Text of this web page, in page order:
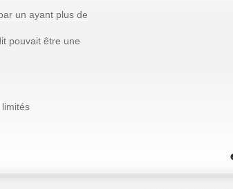
un ayant plus de
pouvait être une